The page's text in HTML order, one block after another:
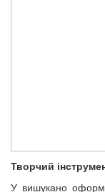
Творчий
У вишукано